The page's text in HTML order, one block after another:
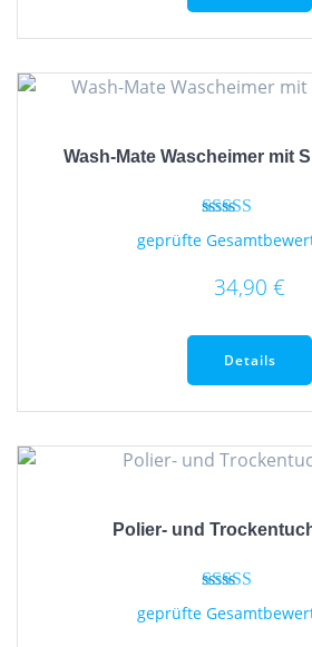
Wash-Mate Wascheimer mit
Bewertet mit
5.00
geprüfte
34,90 €
Details
Polier- und
Bewertet mit
5.00
geprüfte